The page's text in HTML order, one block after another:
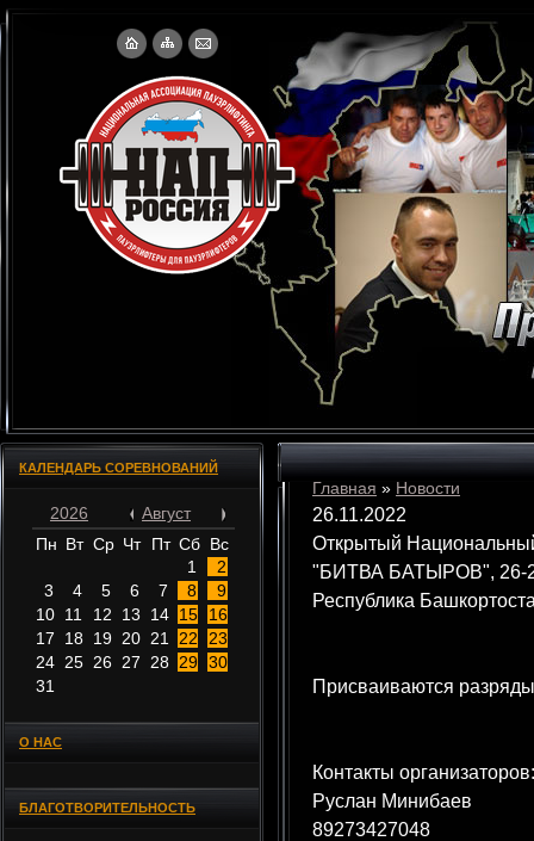
КАЛЕНДАРЬ СОРЕВНОВАНИЙ
2026
Август
Пн Вт Ср Чт Пт Сб Вс
1
2
3
4 5 6 7 8
9
10 11 12 13 14 15
16
17
18 19 20 21 22
23
24 25 26 27 28 29 30
31
О НАС
БЛАГОТВОРИТЕЛЬНОСТЬ
Главная » Новости
26.11.2022
Открытый
"БИТВА БАТЫРОВ", 26-
Республика
Присваиваются
Контакты организаторов:
Руслан Минибаев
89273427048